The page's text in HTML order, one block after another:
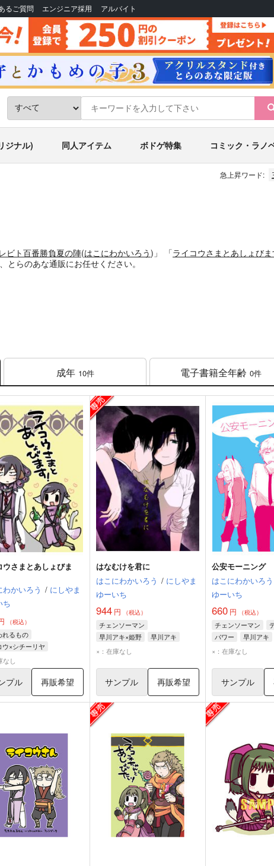
るご質問 エンジニア採用 アルバイト
ジナル) 同人アイテム ボドゲ特集 コミック・ラノ
急上昇ワード:
ビト百番勝負夏の陣(はこにわかいろう)」 「ライコウさまとあしょびま
とらのあな通販にお任せください。
成年 10件 電子書籍全年齢 0件
ウさまとあしょびま
わかいろう / にしやま
ち
（税込）
れるもの
ウ×シチーリヤ
ウ
なし
プル 再販希望
はなむけを君に
はこにわかいろう / にしやま
ゆーいち
944円 （税込）
チェンソーマン
早川アキ×姫野
早川アキ
姫野
×：在庫なし
サンプル 再販希望
公安モーニング
はこにわかいろう
ゆーいち
660 円 （税込）
チェンソーマン
パワー
早川アキ
×：在庫なし
サンプル